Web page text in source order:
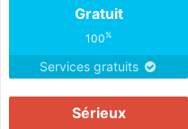
Gratuit
100%
Services gratuits
Sérieux